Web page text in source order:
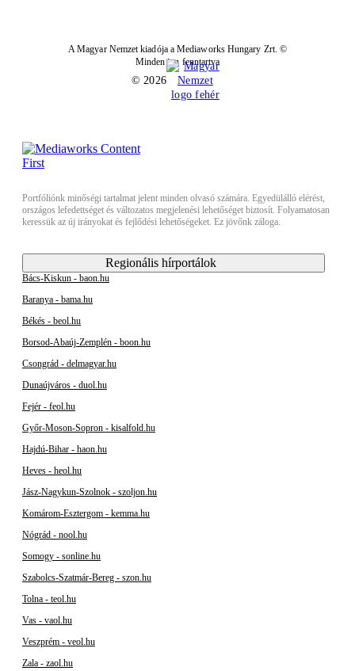
A Magyar Nemzet kiadója a Mediaworks Hungary Zrt. ©
Minden jog fenntartva
© 2026
Portfóliónk minőségi tartalmat jelent minden olvasó számára. Egyedülálló elérést,
országos lefedettséget és változatos megjelenési lehetőséget biztosít. Folyamatosan
keressük az új irányokat és fejlődési lehetőségeket. Ez jövőnk záloga.
Regionális hírportálok
Bács-Kiskun - baon.hu
Baranya - bama.hu
Békés - beol.hu
Borsod-Abaúj-Zemplén - boon.hu
Csongrád - delmagyar.hu
Dunaújváros - duol.hu
Fejér - feol.hu
Győr-Moson-Sopron - kisalfold.hu
Hajdú-Bihar - haon.hu
Heves - heol.hu
Jász-Nagykun-Szolnok - szoljon.hu
Komárom-Esztergom - kemma.hu
Nógrád - nool.hu
Somogy - sonline.hu
Szabolcs-Szatmár-Bereg - szon.hu
Tolna - teol.hu
Vas - vaol.hu
Veszprém - veol.hu
Zala - zaol.hu